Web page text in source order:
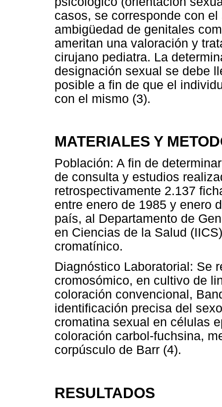
casos, se corresponde con
ambigüedad de genitales
ameritan una valoración y
cirujano pediatra. La
designación sexual se debe
posible a fin de que el
con el mismo (3).
MATERIALES Y
Población: A fin de
de consulta y estudios
retrospectivamente 2.137
entre enero de 1985 y enero
país, al Departamento de
en Ciencias de la Salud
cromatínico.
Diagnóstico Laboratorial: Se
cromosómico, en cultivo de
coloración convencional,
identificación precisa del
cromatina sexual en células
coloración carbol-fuchsina,
corpúsculo de Barr (4).
RESULTADOS